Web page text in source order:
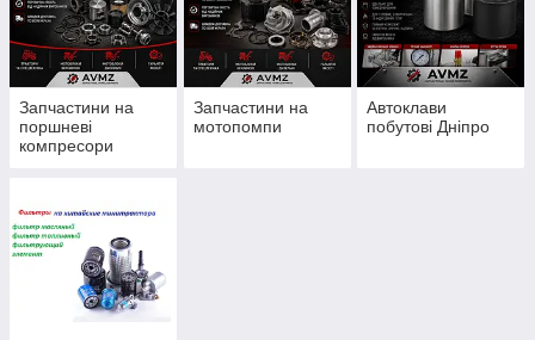
Запчастини на
поршневі
компресори
Запчастини на
мотопомпи
Автоклави
побутові Дніпро